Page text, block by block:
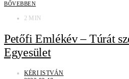
BŐVEBBEN
2 MIN
Petőfi Emlékév – Túrát
Egyesület
KÉRI ISTVÁN